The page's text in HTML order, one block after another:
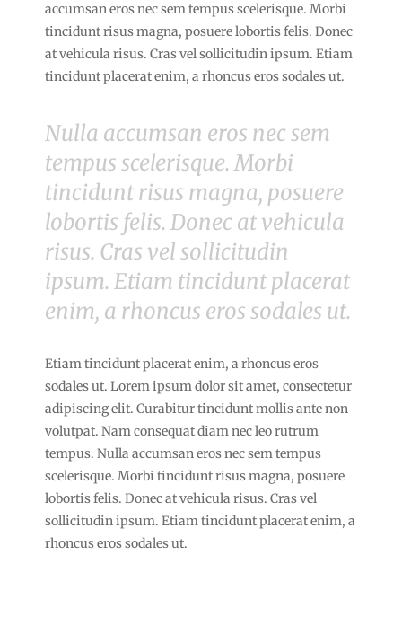
accumsan eros nec sem tempus scelerisque. Morbi
tincidunt risus magna, posuere lobortis felis. Donec
at vehicula risus. Cras vel sollicitudin ipsum. Etiam
tincidunt placerat enim, a rhoncus eros sodales ut.
Nulla accumsan eros nec sem
tempus scelerisque. Morbi
tincidunt risus magna, posuere
lobortis felis. Donec at vehicula
risus. Cras vel sollicitudin
ipsum. Etiam tincidunt placerat
enim, a rhoncus eros sodales ut.
Etiam tincidunt placerat enim, a rhoncus eros
sodales ut. Lorem ipsum dolor sit amet, consectetur
adipiscing elit. Curabitur tincidunt mollis ante non
volutpat. Nam consequat diam nec leo rutrum
tempus. Nulla accumsan eros nec sem tempus
scelerisque. Morbi tincidunt risus magna, posuere
lobortis felis. Donec at vehicula risus. Cras vel
sollicitudin ipsum. Etiam tincidunt placerat enim, a
rhoncus eros sodales ut.